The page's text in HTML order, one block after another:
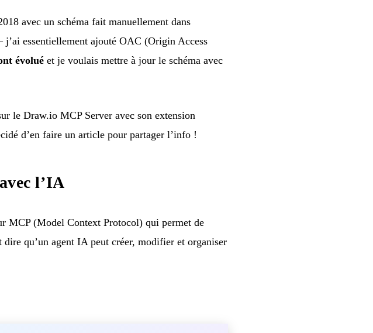
avec un schéma fait manuellement dans
essentiellement ajouté OAC (Origin Access
évolué et je voulais mettre à jour le schéma avec
le Draw.io MCP Server avec son extension
d’en faire un article pour partager l’info !
l’IA
MCP (Model Context Protocol) qui permet de
qu’un agent IA peut créer, modifier et organiser